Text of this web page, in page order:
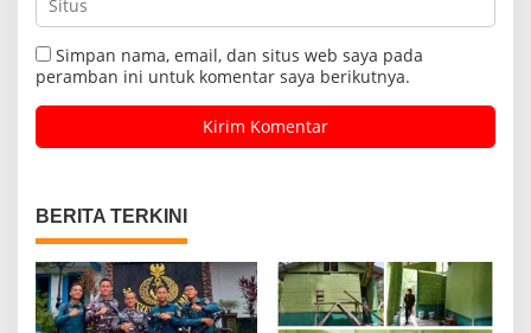
Simpan nama, email, dan situs web saya pada
peramban ini untuk komentar saya berikutnya.
BERITA TERKINI